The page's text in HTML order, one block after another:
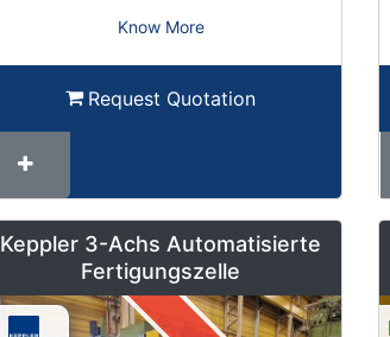
Know More
Request Quotation
Keppler 3-Achs Automatisierte
Fertigungszelle